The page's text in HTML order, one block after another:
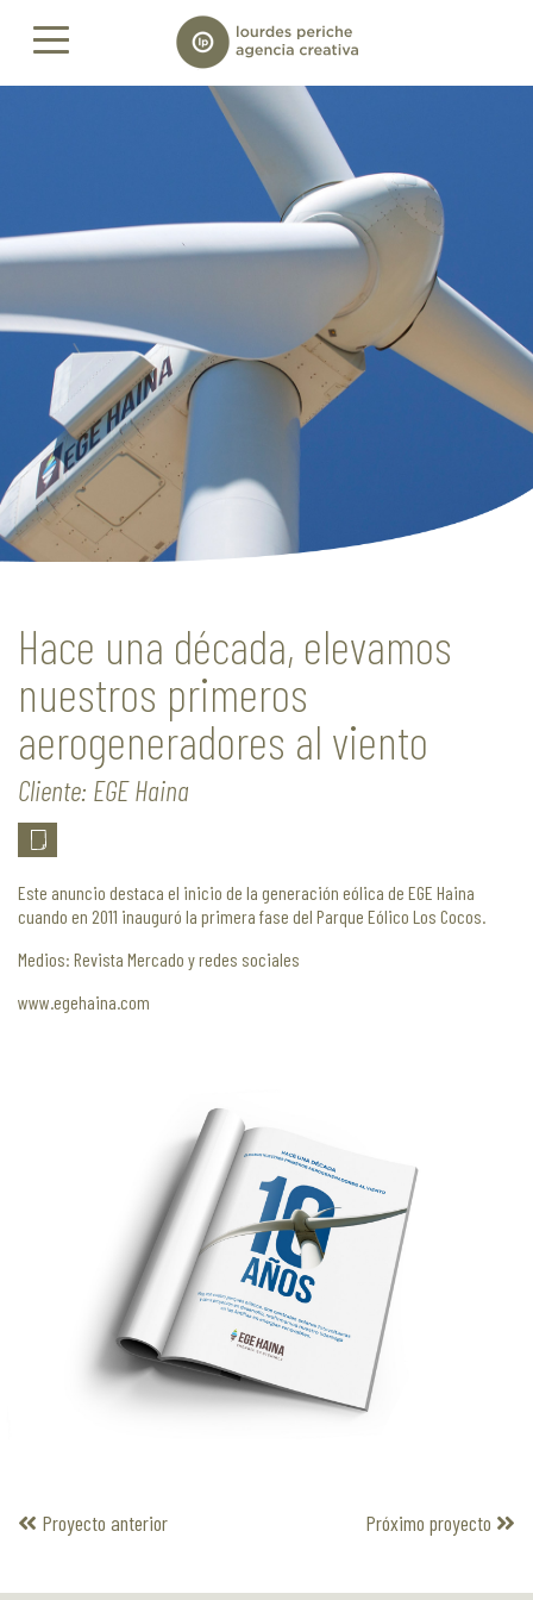
Hace una década, elevamos
nuestros primeros
aerogeneradores al viento
Cliente: EGE Haina
Este anuncio destaca el inicio de la generación eólica de EGE Haina
cuando en 2011 inauguró la primera fase del Parque Eólico Los Cocos.
Medios: Revista Mercado y redes sociales
www.egehaina.com
Proyecto anterior Próximo proyecto